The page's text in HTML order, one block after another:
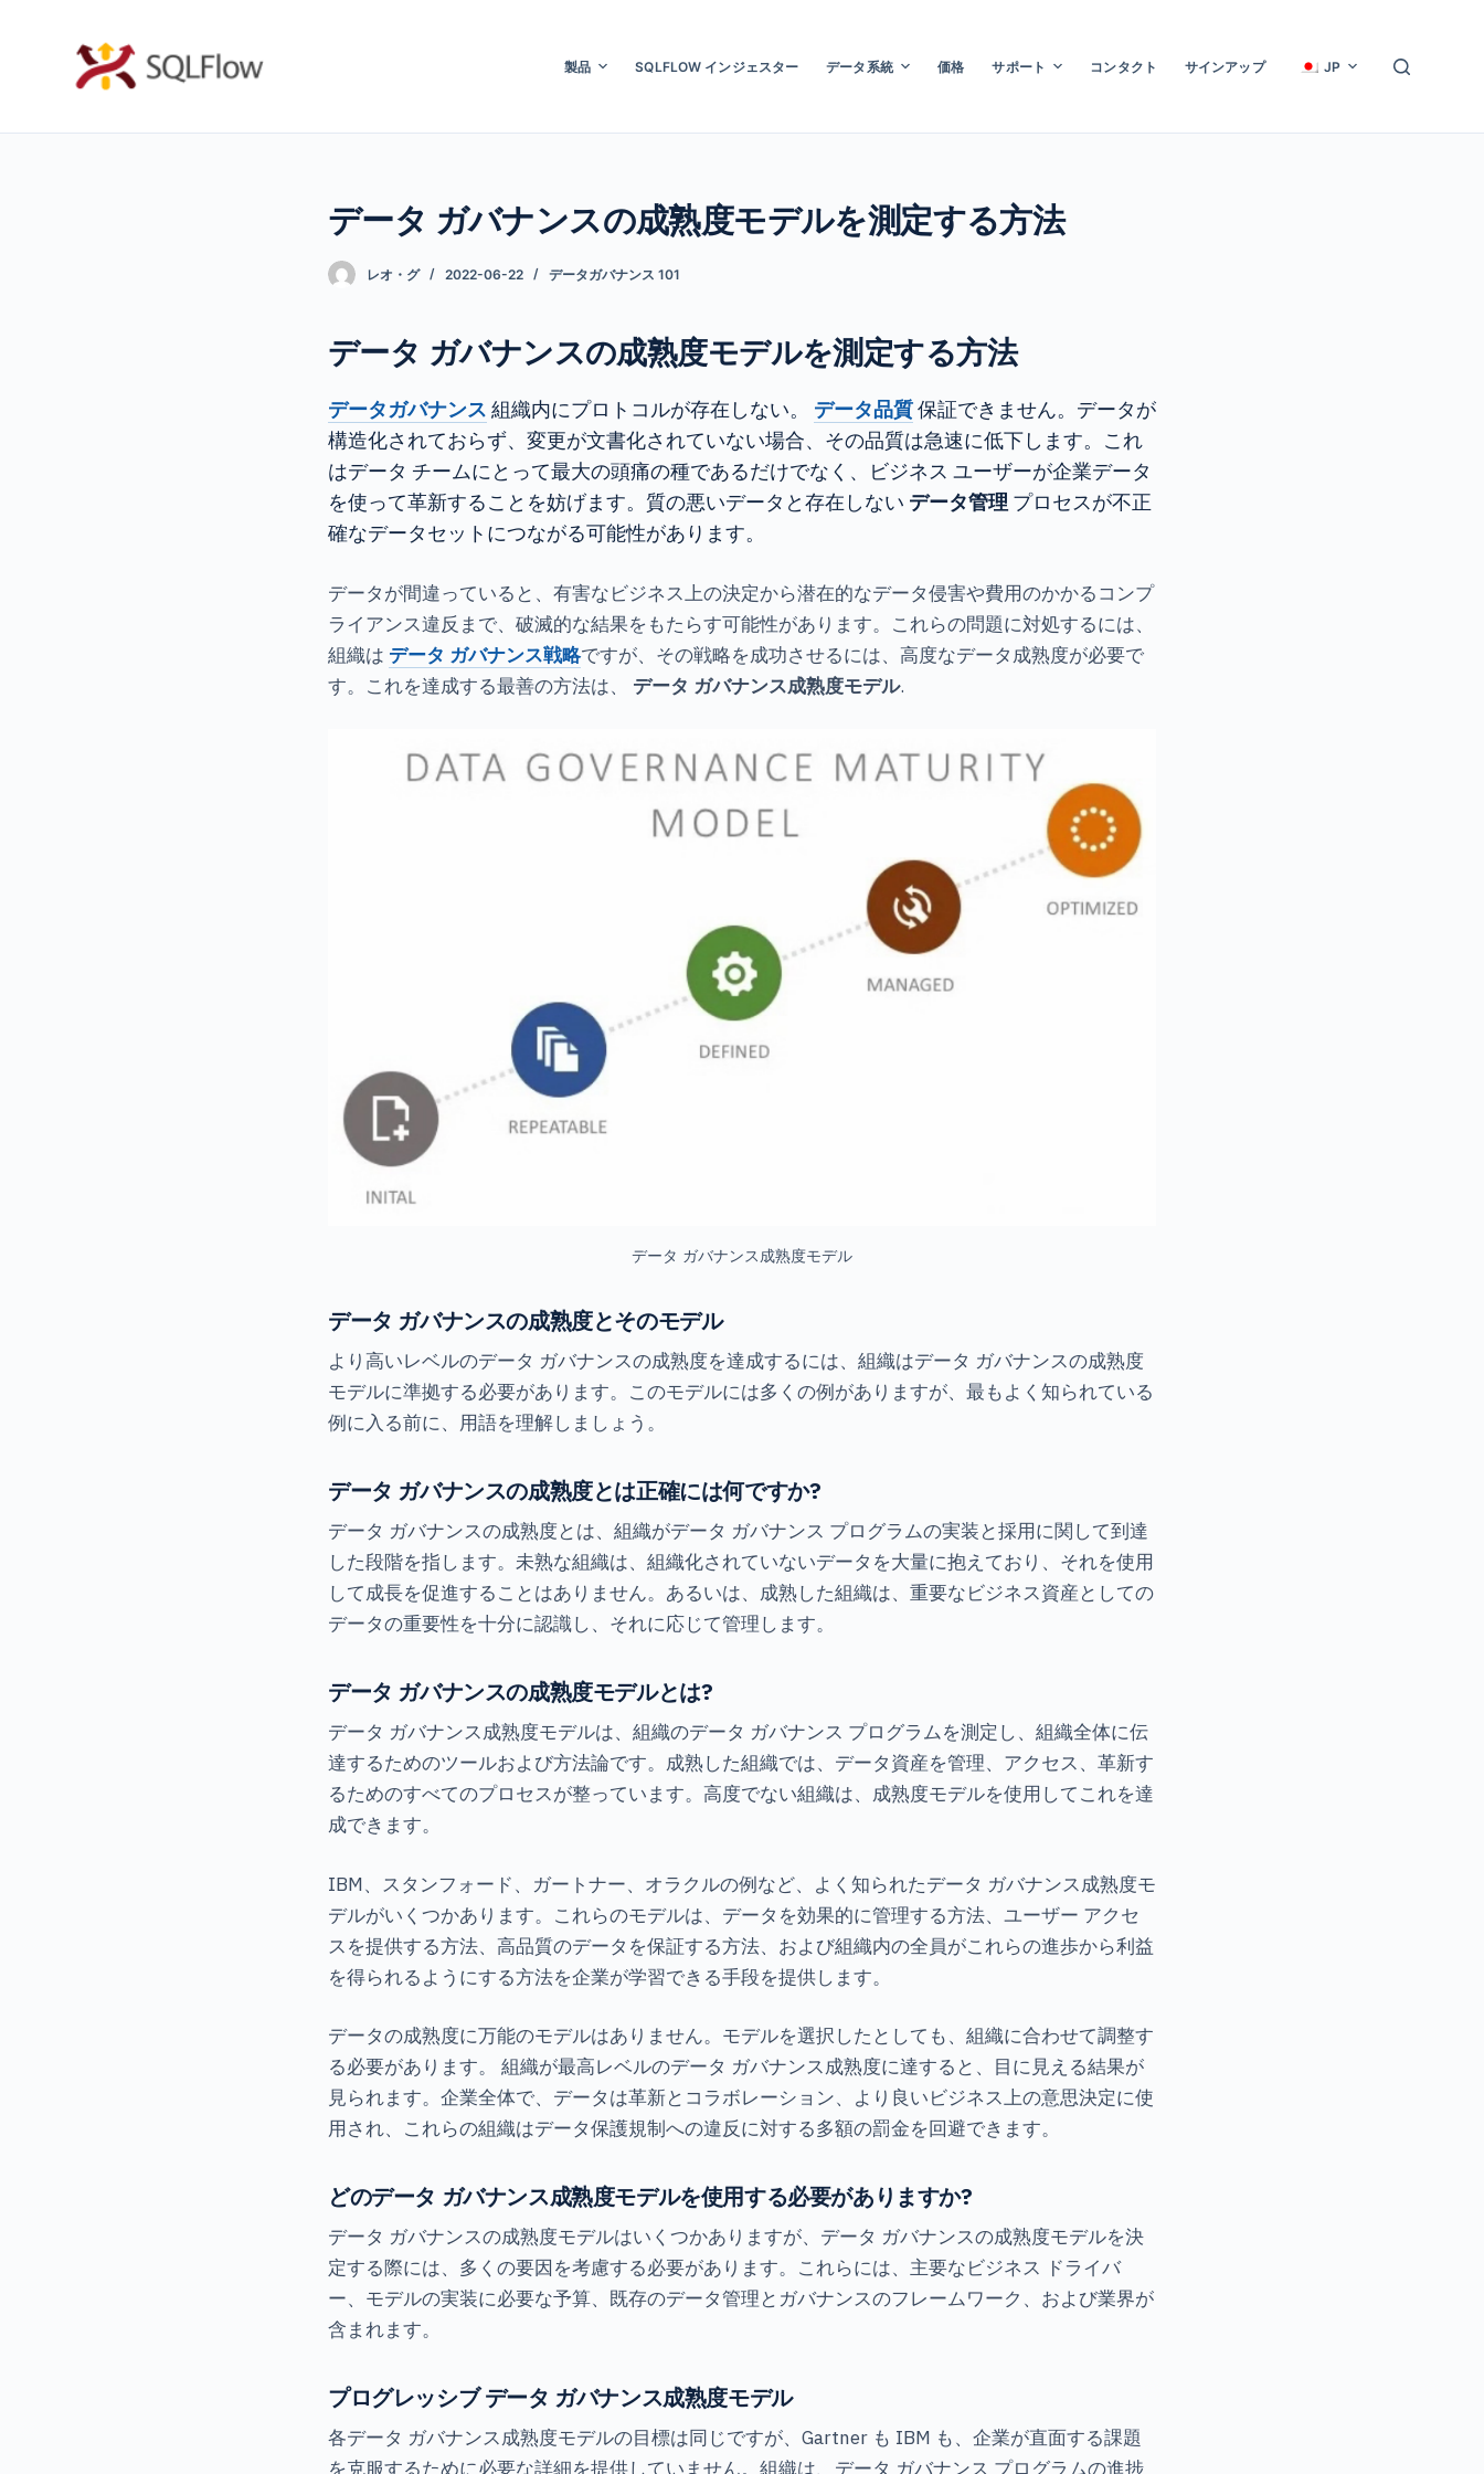
製品 SQLFLOW インジェスター データ系統 価格 サポート コンタクト サインアップ JP
データ ガバナンスの成熟度モデルを測定する方法
レオ・グ 2022-06-22 データガバナンス 101
データ ガバナンスの成熟度モデルを測定する方法
データガバナンス 組織内にプロトコルが存在しない。 データ品質保証できません。データが
構造化されておらず、変更が文書化されていない場合、その品質は急速に低下します。これ
はデータ チームにとって最大の頭痛の種であるだけでなく、ビジネス ユーザーが企業データ
を使って革新することを妨げます。質の悪いデータと存在しない データ管理 プロセスが不正
確なデータセットにつながる可能性があります。
データが間違っていると、有害なビジネス上の決定から潜在的なデータ侵害や費用のかかるコンプ
ライアンス違反まで、破滅的な結果をもたらす可能性があります。これらの問題に対処するには、
組織は データ ガバナンス戦略ですが、その戦略を成功させるには、高度なデータ成熟度が必要で
す。これを達成する最善の方法は、 データ ガバナンス成熟度モデル.
データ ガバナンス成熟度モデル
データ ガバナンスの成熟度とそのモデル
より高いレベルのデータ ガバナンスの成熟度を達成するには、組織はデータ ガバナンスの成熟度
モデルに準拠する必要があります。このモデルには多くの例がありますが、最もよく知られている
例に入る前に、用語を理解しましょう。
データ ガバナンスの成熟度とは正確には何ですか?
データ ガバナンスの成熟度とは、組織がデータ ガバナンス プログラムの実装と採用に関して到達
した段階を指します。未熟な組織は、組織化されていないデータを大量に抱えており、それを使用
して成長を促進することはありません。あるいは、成熟した組織は、重要なビジネス資産としての
データの重要性を十分に認識し、それに応じて管理します。
データ ガバナンスの成熟度モデルとは?
データ ガバナンス成熟度モデルは、組織のデータ ガバナンス プログラムを測定し、組織全体に伝
達するためのツールおよび方法論です。成熟した組織では、データ資産を管理、アクセス、革新す
るためのすべてのプロセスが整っています。高度でない組織は、成熟度モデルを使用してこれを達
成できます。
IBM、スタンフォード、ガートナー、オラクルの例など、よく知られたデータ ガバナンス成熟度モ
デルがいくつかあります。これらのモデルは、データを効果的に管理する方法、ユーザー アクセ
スを提供する方法、高品質のデータを保証する方法、および組織内の全員がこれらの進歩から利益
を得られるようにする方法を企業が学習できる手段を提供します。
データの成熟度に万能のモデルはありません。モデルを選択したとしても、組織に合わせて調整す
る必要があります。 組織が最高レベルのデータ ガバナンス成熟度に達すると、目に見える結果が
見られます。企業全体で、データは革新とコラボレーション、より良いビジネス上の意思決定に使
用され、これらの組織はデータ保護規制への違反に対する多額の罰金を回避できます。
どのデータ ガバナンス成熟度モデルを使用する必要がありますか?
データ ガバナンスの成熟度モデルはいくつかありますが、データ ガバナンスの成熟度モデルを決
定する際には、多くの要因を考慮する必要があります。これらには、主要なビジネス ドライバ
ー、モデルの実装に必要な予算、既存のデータ管理とガバナンスのフレームワーク、および業界が
含まれます。
プログレッシブ データ ガバナンス成熟度モデル
各データ ガバナンス成熟度モデルの目標は同じですが、Gartner も IBM も、企業が直面する課題
を克服するために必要な詳細を提供していません。組織は、データ ガバナンス プログラムの進捗